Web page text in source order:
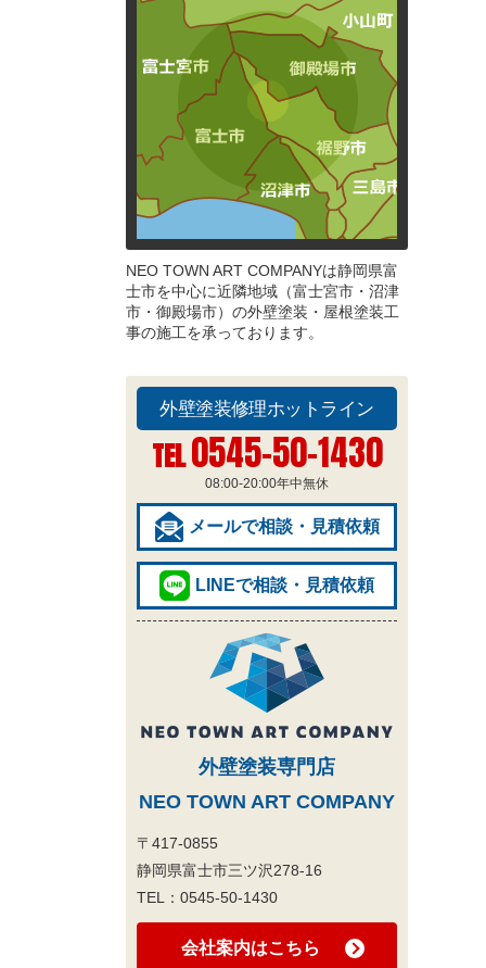
NEO TOWN ART COMPANYは静岡県富
士市を中心に近隣地域（富士宮市・沼津
市・御殿場市）の外壁塗装・屋根塗装工
事の施工を承っております。
外壁塗装修理ホットライン
TEL0545-50-1430
08:00-20:00年中無休
メールで相談・見積依頼
LINEで相談・見積依頼
外壁塗装専門店
NEO TOWN ART COMPANY
〒417-0855
静岡県富士市三ツ沢278-16
TEL： 0545-50-1430
会社案内はこちら